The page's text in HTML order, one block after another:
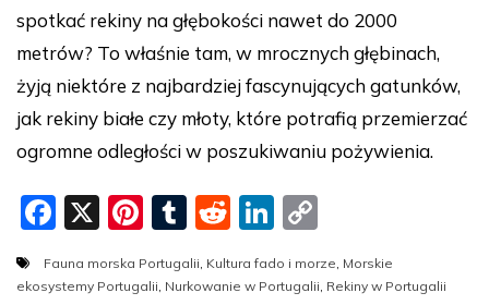
spotkać rekiny na głębokości nawet do 2000
metrów? To właśnie tam, w mrocznych głębinach,
żyją niektóre z najbardziej fascynujących gatunków,
jak rekiny białe czy młoty, które potrafią przemierzać
ogromne odległości w poszukiwaniu pożywienia.
F
c
X
Pi
er
T
u
m
R
d
Li
n
k p
Fauna morska Portugalii Kultura fado i morze Morskie
ekosystemy Portugalii Nurkowanie w Portugalii Rekiny w Portugalii